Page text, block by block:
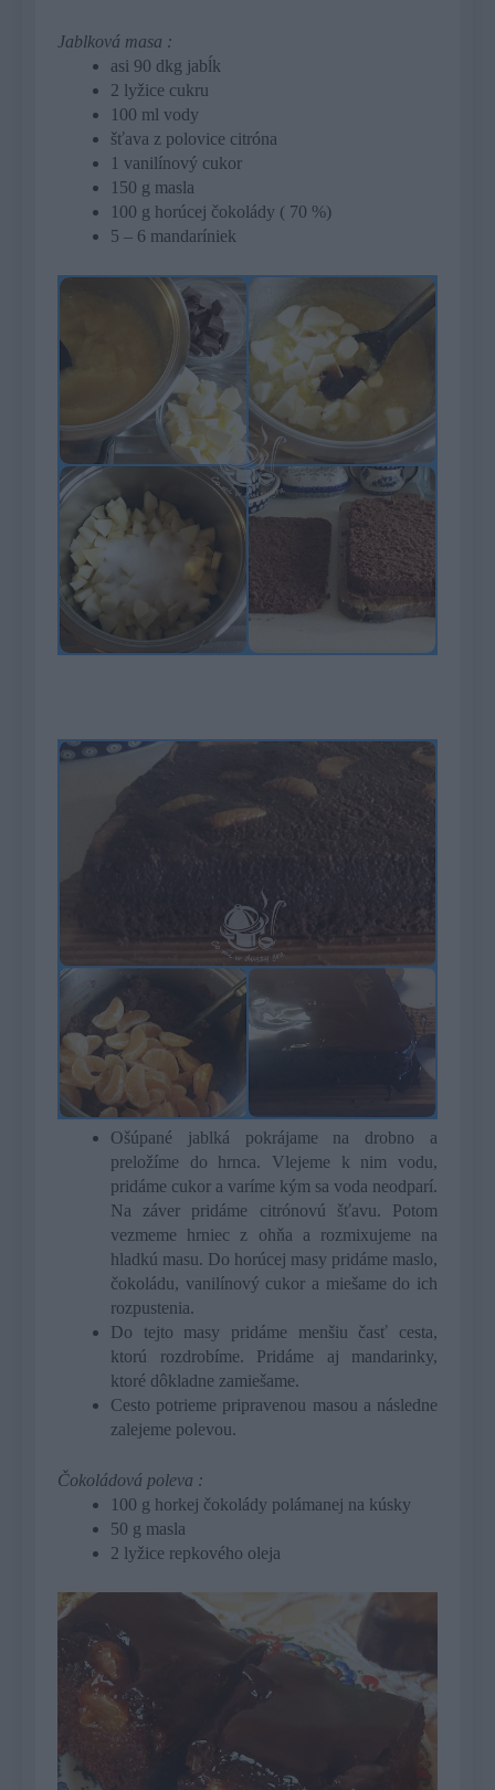
Jablková masa :
asi 90 dkg jabĺk
2 lyžice cukru
100 ml vody
šťava z polovice citróna
1 vanilínový cukor
150 g masla
100 g horúcej čokolády ( 70 %)
5 – 6 mandaríniek
Ošúpané jablká pokrájame na drobno a
preložíme do hrnca. Vlejeme k nim vodu,
pridáme cukor a varíme kým sa voda neodparí.
Na záver pridáme citrónovú šťavu. Potom
vezmeme hrniec z ohňa a rozmixujeme na
hladkú masu. Do horúcej masy pridáme maslo,
čokoládu, vanilínový cukor a miešame do ich
rozpustenia.
Do tejto masy pridáme menšiu časť cesta,
ktorú rozdrobíme. Pridáme aj mandarinky,
ktoré dôkladne zamiešame.
Cesto potrieme pripravenou masou a následne
zalejeme polevou.
Čokoládová poleva :
100 g horkej čokolády polámanej na kúsky
50 g masla
2 lyžice repkového oleja